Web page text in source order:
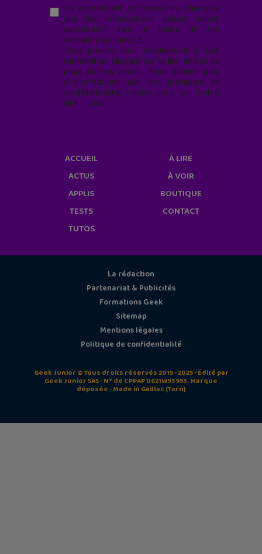
En soumettant ce formulaire, j’accepte
que les informations saisies soient
exploitées* dans le cadre de ma
demande de contact.
Vous pouvez vous désabonner à tout
moment en cliquant sur le lien en bas de
page de nos emails. Pour obtenir plus
d'informations sur nos pratiques de
confidentialité, rendez-vous sur notre
site web
ACCUEIL
ACTUS
APPLIS
TESTS
TUTOS
À LIRE
À VOIR
BOUTIQUE
CONTACT
La rédaction
Partenariat & Publicités
Formations Geek
Sitemap
Mentions légales
Politique de confidentialité
Geek Junior © Tous droits réservés 2015 - 2025 - Édité par
Geek Junior SAS - N° de CPPAP 0621W93953. Marque
déposée - Made in Gaillac (Tarn)